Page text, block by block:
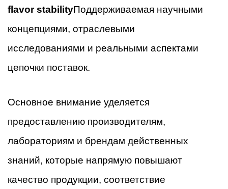
flavor stabilityПоддерживаемая научными
концепциями, отраслевыми
исследованиями и реальными аспектами
цепочки поставок.
Основное внимание уделяется
предоставлению производителям,
лабораториям и брендам действенных
знаний, которые напрямую повышают
качество продукции, соответствие